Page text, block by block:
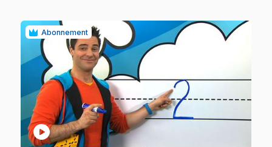
Abonnement
play_circle